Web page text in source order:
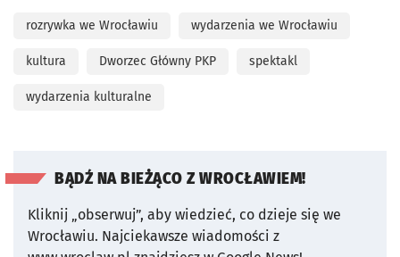
rozrywka we Wrocławiu wydarzenia we Wrocławiu
kultura Dworzec Główny PKP spektakl
wydarzenia kulturalne
BĄDŹ NA BIEŻĄCO Z WROCŁAWIEM!
Kliknij „obserwuj”, aby wiedzieć, co dzieje się we
Wrocławiu. Najciekawsze wiadomości z